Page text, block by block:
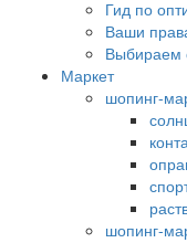
Гид по
Ваши
Выбираем
Маркет
шопинг-
шопинг-